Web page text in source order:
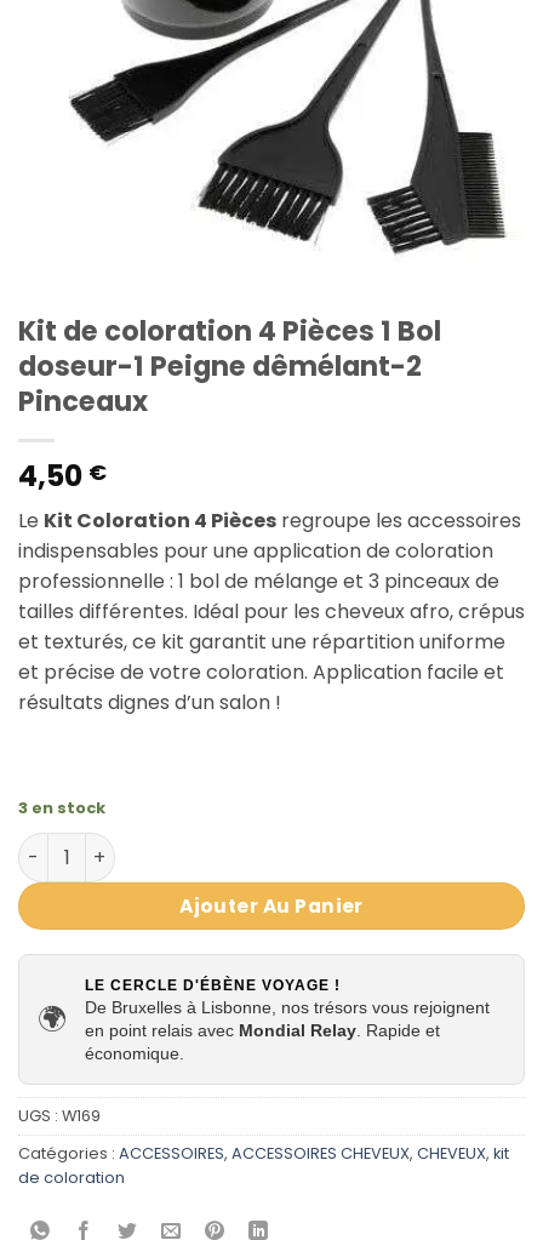
Kit de coloration 4 Pièces 1 Bol
doseur-1 Peigne dêmélant-2
Pinceaux
4,50 €
Le Kit Coloration 4 Pièces regroupe les accessoires
indispensables pour une application de coloration
professionnelle : 1 bol de mélange et 3 pinceaux de
tailles différentes. Idéal pour les cheveux afro, crépus
et texturés, ce kit garantit une répartition uniforme
et précise de votre coloration. Application facile et
résultats dignes d’un salon !
3 en stock
quantité de Kit de coloration 4 Pièces 1 Bol doseur-1
Ajouter Au Panier
🌍
LE CERCLE D'ÉBÈNE VOYAGE !
De Bruxelles à Lisbonne, nos trésors vous rejoignent
en point relais avec Mondial Relay. Rapide et
économique.
UGS : W169
Catégories : ACCESSOIRES, ACCESSOIRES CHEVEUX, CHEVEUX, kit
de coloration